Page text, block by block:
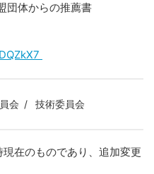
団体からの推薦書
会 技術委員会
在のものであり、追加変更